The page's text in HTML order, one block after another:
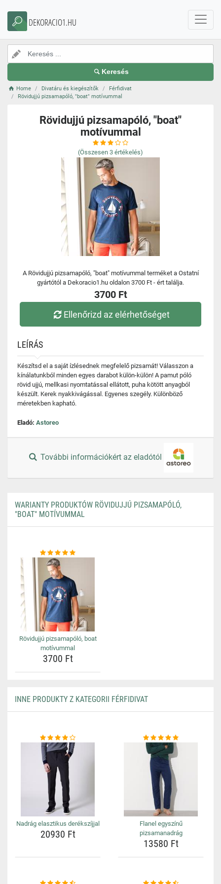
DEKORACIO1.HU
Keresés
Home Divatáru és kiegészítők
Férfidivat
Rövidujjú pizsamapóló, "boat" motívummal
Rövidujjú pizsamapóló, "boat"
motívummal
(Összesen 3 értékelés)
A Rövidujjú pizsamapóló, "boat" motívummal terméket a Ostatní
gyártótól a Dekoracio1.hu oldalon 3700 Ft - ért találja.
3700 Ft
Ellenőrizd az elérhetőséget
LEÍRÁS
Készítsd el a saját ízlésednek megfelelő pizsamát! Válasszon a
kínálatunkból minden egyes darabot külön-külön! A pamut póló
rövid ujjú, mellkasi nyomtatással ellátott, puha kötött anyagból
készült. Kerek nyakkivágással. Egyenes szegély. Különböző
méretekben kapható.
Eladó: Astoreo
További információkért az eladótól
WARIANTY PRODUKTÓW RÖVIDUJJÚ PIZSAMAPÓLÓ,
"BOAT" MOTÍVUMMAL
Rövidujjú pizsamapóló, boat
motívummal
3700 Ft
INNE PRODUKTY Z KATEGORII FÉRFIDIVAT
Nadrág elasztikus derékszíjjal
20930 Ft
Flanel egyszínű
pizsamanadrág
13580 Ft